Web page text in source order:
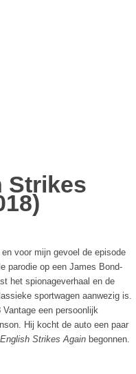
Strikes
voor mijn gevoel de episode
parodie op een James Bond-
het spionageverhaal en de
sportwagen aanwezig is.
een persoonlijk
Hij kocht de auto een paar
Strikes Again begonnen.